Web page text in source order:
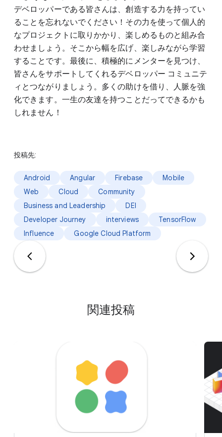
デベロッパーである皆さんは、創造する力を持ってい
ることを忘れないでください！その力を使って個人的
なプロジェクトに取りかかり、楽しめるものと組み合
わせましょう。そこから幅を広げ、楽しみながら学習
することです。最後に、積極的にメンターを見つけ、
皆さんをサポートしてくれるデベロッパー コミュニテ
ィとつながりましょう。多くの助けを借り、人脈を強
化できます。一生の友達を持つことだってできるかも
しれません！
投稿先:
Android Angular Firebase
Mobile
Web
Cloud
Community
Business and Leadership
DEI
Developer Journey
interviews
TensorFlow
Influence
Google Cloud Platform
関連投稿